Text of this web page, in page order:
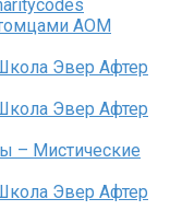
AOM
Эвер Афтер
Эвер Афтер
– Мистические
Эвер Афтер